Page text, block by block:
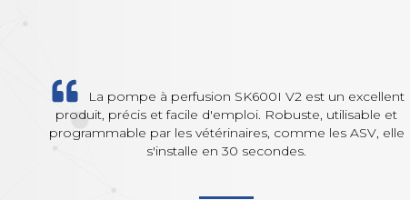
La pompe à perfusion SK600I V2 est un excellent
produit, précis et facile d'emploi. Robuste, utilisable et
programmable par les vétérinaires, comme les ASV, elle
s'installe en 30 secondes.